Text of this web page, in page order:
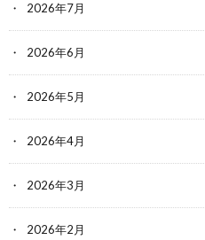
2026年7月
2026年6月
2026年5月
2026年4月
2026年3月
2026年2月